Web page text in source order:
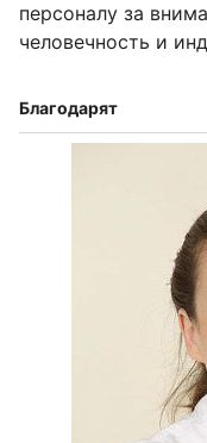
персоналу за
человечность и
Благодарят